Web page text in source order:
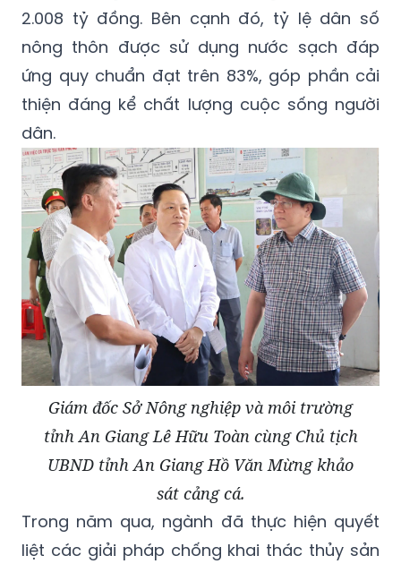
2.008 tỷ đồng. Bên cạnh đó, tỷ lệ dân số
nông thôn được sử dụng nước sạch đáp
ứng quy chuẩn đạt trên 83%, góp phần cải
thiện đáng kể chất lượng cuộc sống người
dân.
Giám đốc Sở Nông nghiệp và môi trường
tỉnh An Giang Lê Hữu Toàn cùng Chủ tịch
UBND tỉnh An Giang Hồ Văn Mừng khảo
sát cảng cá.
Trong năm qua, ngành đã thực hiện quyết
liệt các giải pháp chống khai thác thủy sản